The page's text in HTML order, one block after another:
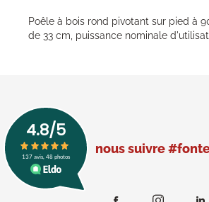
Poêle à bois rond pivotant sur pied à
de 33 cm, puissance nominale
nous suivre